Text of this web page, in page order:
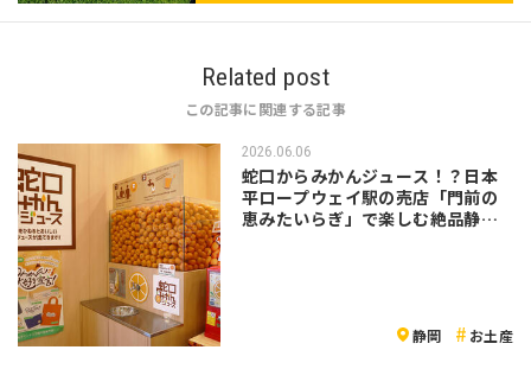
Related post
この記事に関連する記事
2026.06.06
蛇口からみかんジュース！？日本
平ロープウェイ駅の売店「門前の
恵みたいらぎ」で楽しむ絶品静岡
静岡 お土産